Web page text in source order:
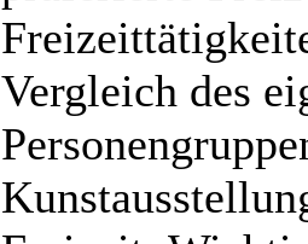
Vergleich des